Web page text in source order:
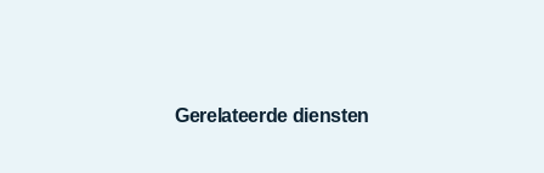
Gerelateerde diensten